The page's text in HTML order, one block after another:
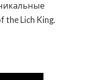
the Lich King.